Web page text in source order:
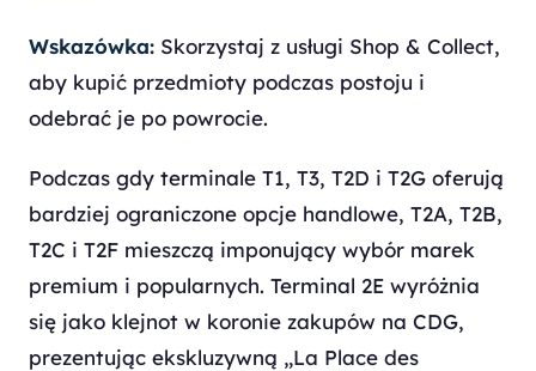
Wskazówka: Skorzystaj z usługi Shop & Collect,
aby kupić przedmioty podczas postoju i
odebrać je po powrocie.
Podczas gdy terminale T1, T3, T2D i T2G oferują
bardziej ograniczone opcje handlowe, T2A, T2B,
T2C i T2F mieszczą imponujący wybór marek
premium i popularnych. Terminal 2E wyróżnia
się jako klejnot w koronie zakupów na CDG,
prezentując ekskluzywną „La Place des